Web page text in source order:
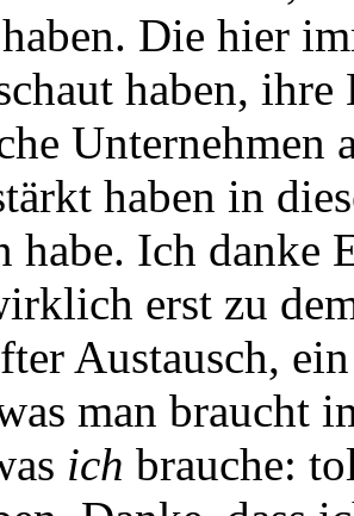
Die hier
haben,
Unternehmen
haben in
habe. Ich danke
erst zu
Austausch,
man braucht
ich brauche: